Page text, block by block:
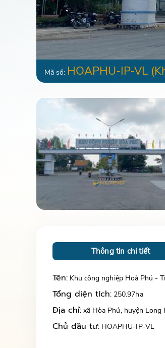
Mã số: HOAPHU-IP-VL
Thông tin chi tiết
Tên: Khu công nghiệp Hoà Phú -
Tổng diện tích: 250.97ha
Địa chỉ: xã Hòa Phú, huyện
Chủ đầu tư: HOAPHU-IP-VL